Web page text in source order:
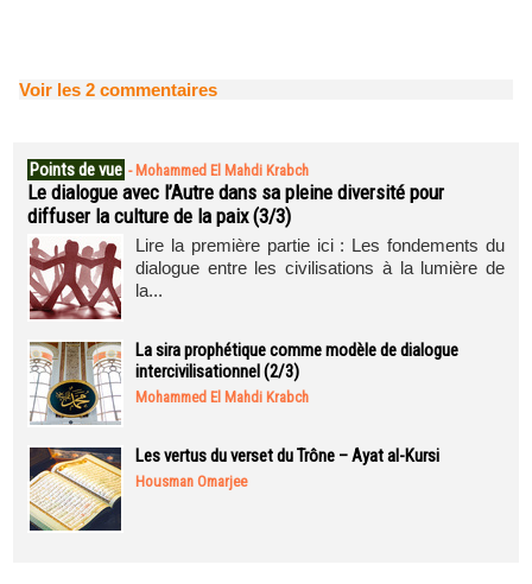
Voir les 2 commentaires
Points de vue - Mohammed El Mahdi Krabch
Le dialogue avec l’Autre dans sa pleine diversité pour
diffuser la culture de la paix (3/3)
Lire la première partie ici : Les fondements du
dialogue entre les civilisations à la lumière de
la...
La sira prophétique comme modèle de dialogue
intercivilisationnel (2/3)
Mohammed El Mahdi Krabch
Les vertus du verset du Trône – Ayat al-Kursi
Housman Omarjee